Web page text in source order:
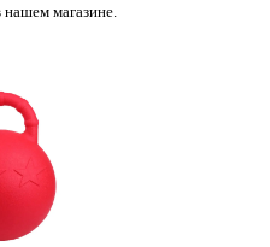
магазине.